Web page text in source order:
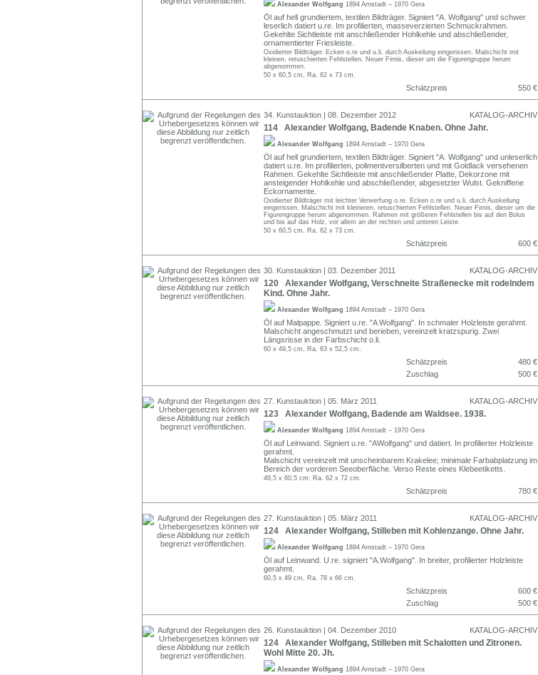
Alexander Wolfgang 1894 Arnstadt – 1970 Gera
Öl auf hell grundiertem, textilen Bildträger. Signiert "A. Wolfgang" und schwer
leserlich datiert u.re. Im profilierten, masseverzierten Schmuckrahmen.
Gekehlte Sichtleiste mit anschließender Hohlkehle und abschließender,
ornamentierter Friesleiste.
Oxidierter Bildträger. Ecken o.re und u.li. durch Auskeilung eingerissen. Malschicht mit
kleinen, retuschierten Fehlstellen. Neuer Firnis, dieser um die Figurengruppe herum
abgenommen.
50 x 60,5 cm, Ra. 62 x 73 cm.
Schätzpreis 550 €
34. Kunstauktion | 08. Dezember 2012 KATALOG-ARCHIV
114 Alexander Wolfgang, Badende Knaben. Ohne Jahr.
Alexander Wolfgang 1894 Arnstadt – 1970 Gera
Öl auf hell grundiertem, textilen Bildträger. Signiert "A. Wolfgang" und unleserlich
datiert u.re. Im profilierten, polimentversilberten und mit Goldlack versehenen
Rahmen. Gekehlte Sichtleiste mit anschließender Platte, Dekorzone mit
ansteigender Hohlkehle und abschließender, abgesetzter Wulst. Gekniffene
Eckornamente.
Oxidierter Bildträger mit leichter Verwerfung o.re. Ecken o.re und u.li. durch Auskeilung
eingerissen. Malschicht mit kleineren, retuschierten Fehlstellen. Neuer Firnis, dieser um die
Figurengruppe herum abgenommen. Rahmen mit größeren Fehlstellen bis auf den Bolus
und bis auf das Holz, vor allem an der rechten und unteren Leiste.
50 x 60,5 cm, Ra. 62 x 73 cm.
Schätzpreis 600 €
30. Kunstauktion | 03. Dezember 2011 KATALOG-ARCHIV
120 Alexander Wolfgang, Verschneite Straßenecke mit rodelndem
Kind. Ohne Jahr.
Alexander Wolfgang 1894 Arnstadt – 1970 Gera
Öl auf Malpappe. Signiert u.re. "A Wolfgang". In schmaler Holzleiste gerahmt.
Malschicht angeschmutzt und berieben, vereinzelt kratzspurig. Zwei
Längsrisse in der Farbschicht o.li.
60 x 49,5 cm, Ra. 63 x 52,5 cm.
Schätzpreis
480 €
Zuschlag
500 €
27. Kunstauktion | 05. März 2011 KATALOG-ARCHIV
123 Alexander Wolfgang, Badende am Waldsee. 1938.
Alexander Wolfgang 1894 Arnstadt – 1970 Gera
Öl auf Leinwand. Signiert u.re. "AWolfgang" und datiert. In profilierter Holzleiste
gerahmt.
Malschicht vereinzelt mit unscheinbarem Krakelee; minimale Farbabplatzung im
Bereich der vorderen Seeoberfläche. Verso Reste eines Klebeetiketts.
49,5 x 60,5 cm; Ra. 62 x 72 cm.
Schätzpreis 780 €
27. Kunstauktion | 05. März 2011 KATALOG-ARCHIV
124 Alexander Wolfgang, Stilleben mit Kohlenzange. Ohne Jahr.
Alexander Wolfgang 1894 Arnstadt – 1970 Gera
Öl auf Leinwand. U.re. signiert "A.Wolfgang". In breiter, profilierter Holzleiste
gerahmt.
60,5 x 49 cm, Ra. 78 x 66 cm.
Schätzpreis
600 €
Zuschlag
500 €
26. Kunstauktion | 04. Dezember 2010 KATALOG-ARCHIV
124 Alexander Wolfgang, Stilleben mit Schalotten und Zitronen.
Wohl Mitte 20. Jh.
Alexander Wolfgang 1894 Arnstadt – 1970 Gera